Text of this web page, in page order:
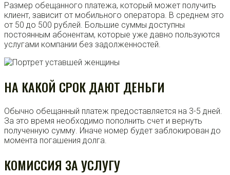
Размер обещанного платежа, который может получить
клиент, зависит от мобильного оператора. В среднем это
от 50 до 500 рублей. Большие суммы доступны
постоянным абонентам, которые уже давно пользуются
услугами компании без задолженностей.
НА КАКОЙ СРОК ДАЮТ ДЕНЬГИ
Обычно обещанный платеж предоставляется на 3-5 дней.
За это время необходимо пополнить счет и вернуть
полученную сумму. Иначе номер будет заблокирован до
момента погашения долга.
КОМИССИЯ ЗА УСЛУГУ